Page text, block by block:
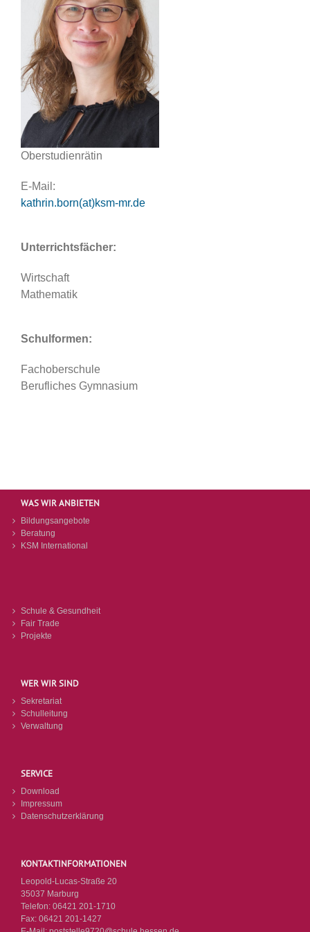
Oberstudienrätin
E-Mail:
kathrin.born(at)ksm-mr.de
Unterrichtsfächer:
Wirtschaft
Mathematik
Schulformen:
Fachoberschule
Berufliches Gymnasium
WAS WIR ANBIETEN
Bildungsangebote
Beratung
KSM International
Schule & Gesundheit
Fair Trade
Projekte
WER WIR SIND
Sekretariat
Schulleitung
Verwaltung
SERVICE
Download
Impressum
Datenschutzerklärung
KONTAKTINFORMATIONEN
Leopold-Lucas-Straße 20
35037 Marburg
Telefon: 06421 201-1710
Fax: 06421 201-1427